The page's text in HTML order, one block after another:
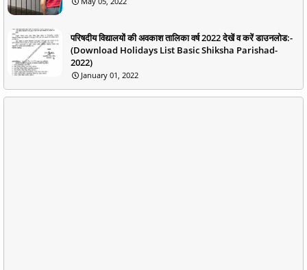
परिषदीय विद्यालयों की अवकाश तालिका वर्ष 2022 देखें व करें डाउनलोड:-
(Download Holidays List Basic Shiksha Parishad-
2022)
January 01, 2022